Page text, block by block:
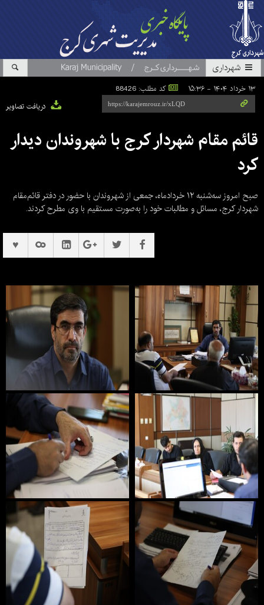
شهرداری
۱۳ خرداد ۱۴۰۴ - ۱۵:۳۶
کد مطلب: 88426
دریافت تصاویر
قائم مقام شهردار کرج با شهروندان دیدار
کرد
صبح امروز سه‌شنبه ۱۲ خردادماه، جمعی از شهروندان با حضور در دفتر قائم‌مقام
شهردار کرج، مسائل و مطالبات خود را به‌صورت مستقیم با وی مطرح کردند.